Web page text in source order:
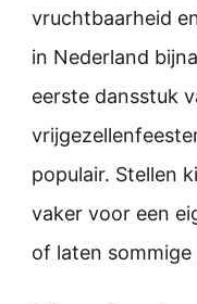
vruchtbaarheid
in Nederland
eerste dansstuk
populair. Stellen
vaker voor een
of laten